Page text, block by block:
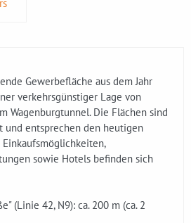
Gewerbefläche aus dem Jahr
verkehrsgünstiger Lage von
Wagenburgtunnel. Die Flächen sind
und entsprechen den heutigen
sowie Hotels befinden sich
(Linie 42, N9): ca. 200 m (ca. 2